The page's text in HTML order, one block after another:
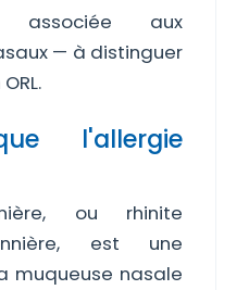
associée aux
— à distinguer
l'allergie
ou rhinite
est une
muqueuse nasale